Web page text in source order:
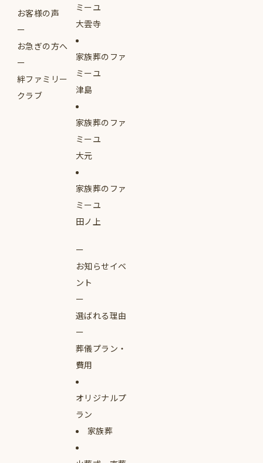
お客様の声
お急ぎの方へ
絆ファミリー
クラブ
ミーユ
大雲寺
家族葬のファ
ミーユ
津島
家族葬のファ
ミーユ
大元
家族葬のファ
ミーユ
田ノ上
お知らせイベ
ント
選ばれる理由
葬儀プラン・
費用
オリジナルプ
ラン
家族葬